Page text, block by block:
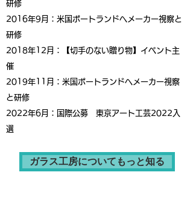
研修
2016年9月：米国ポートランドへメーカー視察と
研修
2018年12月：【切手のない贈り物】イベント主
催
2019年11月：米国ポートランドへメーカー視察
と研修
2022年6月：国際公募 東京アート工芸2022入
選
ガラス工房についてもっと知る